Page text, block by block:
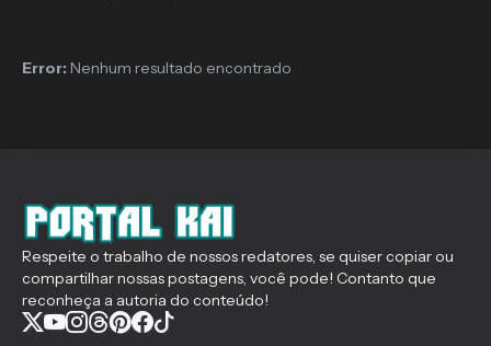
Error: Nenhum resultado encontrado
Respeite o trabalho de nossos redatores, se quiser copiar ou
compartilhar nossas postagens, você pode! Contanto que
reconheça a autoria do conteúdo!